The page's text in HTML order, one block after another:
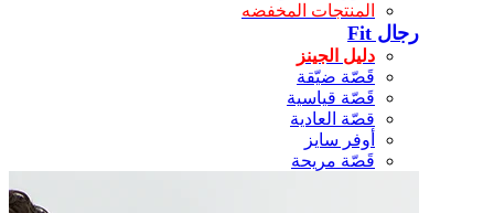
المنتجات المخفضه
رجال Fit
دليل الجينز
قَصّة ضيّقة
قَصّة قياسية
قصّة العادية
أوفر سايز
قَصّة مريحة